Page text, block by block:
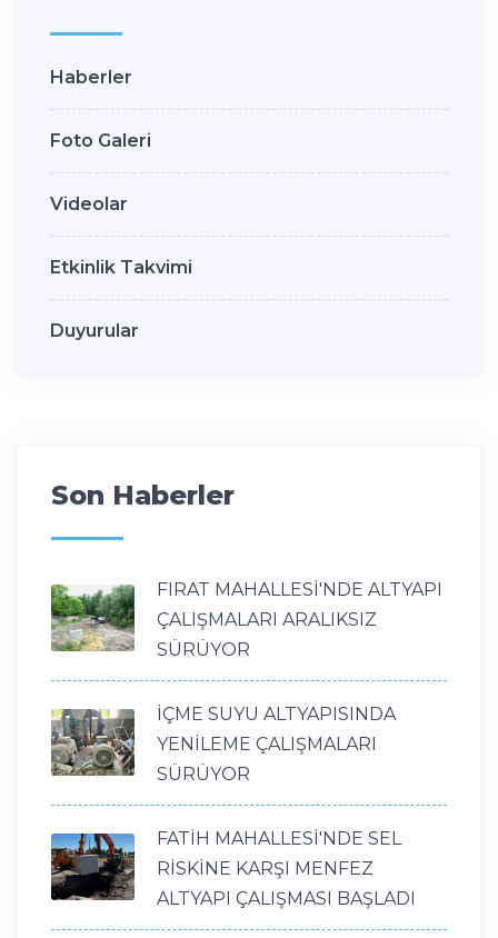
Haberler
Foto Galeri
Videolar
Etkinlik Takvimi
Duyurular
Son Haberler
FIRAT MAHALLESİ'NDE ALTYAPI
ÇALIŞMALARI ARALIKSIZ
SÜRÜYOR
İÇME SUYU ALTYAPISINDA
YENİLEME ÇALIŞMALARI
SÜRÜYOR
FATİH MAHALLESİ'NDE SEL
RİSKİNE KARŞI MENFEZ
ALTYAPI ÇALIŞMASI BAŞLADI